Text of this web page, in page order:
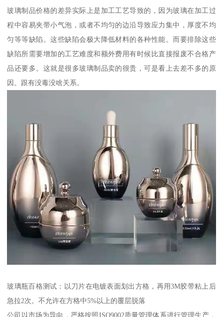
玻璃制品价格的差异实际上是加工工艺导致的，因为玻璃在加工过
程中容易夹带小气泡，或者不均匀的边沿导致应力集中，厚度不均
匀等等缺陷。这些缺陷会极大降低材料的各种性能。而要排除这些
缺陷所需要增加的工艺难度和额外费用有时候比直接报废不合格产
品还要多。这就是很多玻璃制品卖的很贵，可是看上去差不多的原
因。跟有没毒没啥关系。
玻璃瓶百格测试：以刀片在电镀表面划出方格，再用3M胶带粘上后
急拉2次。不允许在方格中5%以上的覆层脱落
公司以市场为导向，严格按照ISO9002质量管理体系进行管理生产，